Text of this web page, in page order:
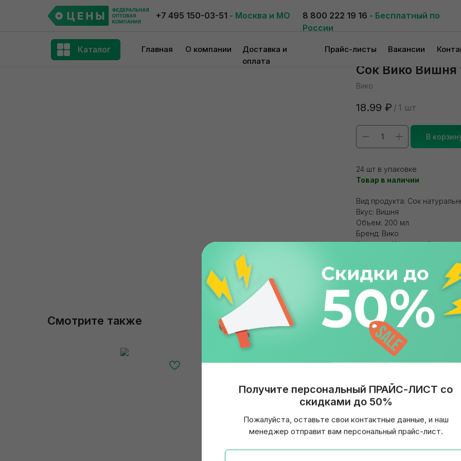
+7 495 150-03-51 - Москва и МО 8 800 222 19 16 - Бесплатный по
России
Главная
Каталог О компании
Доставка и
оплата
Прайс-листы Вакансии
Сок Вико Вишня
Вико
18.99 ₽ / 1 шт
В
24 шт в упаковке
Товар в наличии
Вид продукта: Сок
Вкус: Вишня
Объем: 200 мл
Бренд: Вико
Упаковка: Картонный пакет
Смотрите также
Получите персональный ПРАЙС-ЛИСТ со
скидками до 50%
Пожалуйста, оставьте свои контактные данные, и наш
менеджер отправит вам персональный прайс-лист.